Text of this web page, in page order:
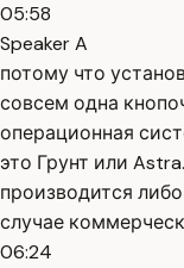
05:58
Speaker A
потому что
совсем одна
операционная
это Грунт или
производится
случае
06:24